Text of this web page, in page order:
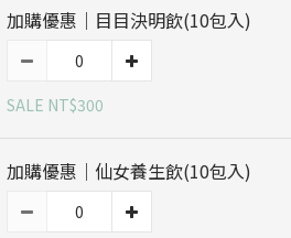
加購優惠｜目目決明飲(10包入)
SALE NT$300
加購優惠｜仙女養生飲(10包入)